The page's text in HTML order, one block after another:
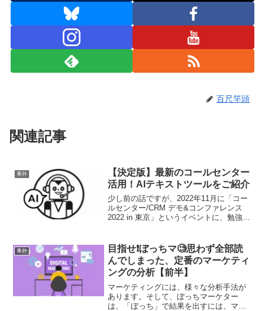
百尺竿頭
関連記事
番外
【決定版】最新のコールセンター
活用！AIテキストツールをご紹介
少し前の話ですが、2022年11月に「コー
ルセンター/CRM デモ&コンファレンス
2022 in 東京」というイベントに、勉強を
京 (第23回)目的とし...
番外
目指せ❗️ぼっちマ🧐思わず全部読
んでしまった、定番のマーケティ
ングの分析【前半】
マーケティングには、様々な分析手法が
あります。そして、ぼっちマーケター
は、「ぼっち」で結果を出すには、マー